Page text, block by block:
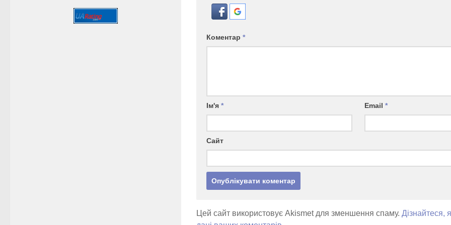
Коментар *
Ім'я * Email*
Сайт
Цей сайт використовує Akismet для зменшення спаму. Дізнайтеся,